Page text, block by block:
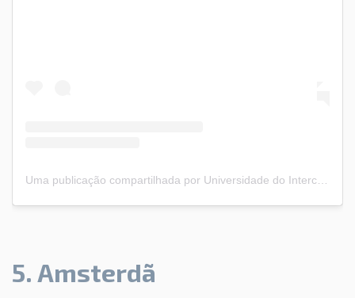
Uma publicação compartilhada por Universidade do Intercâmbio (@universidadedointercambio)
5. Amsterdã